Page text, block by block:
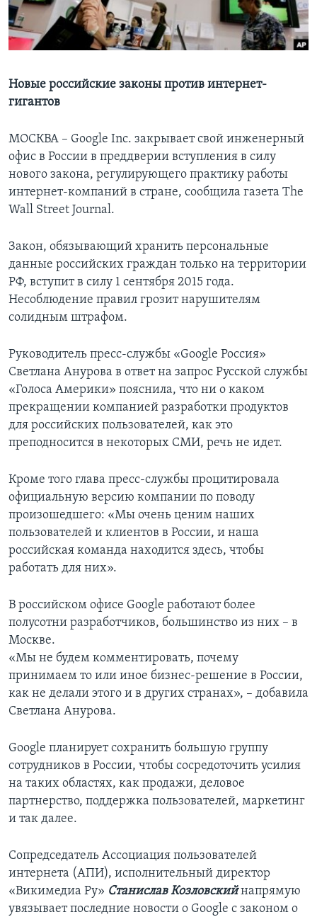
Learning English
Новые российские законы против интернет-
гигантов
МОСКВА – Google Inc. закрывает свой инженерный
офис в России в преддверии вступления в силу
нового закона, регулирующего практику работы
интернет-компаний в стране, сообщила газета The
Wall Street Journal.
Закон, обязывающий хранить персональные
данные российских граждан только на территории
РФ, вступит в силу 1 сентября 2015 года.
Несоблюдение правил грозит нарушителям
солидным штрафом.
Руководитель пресс-службы «Google Россия»
Светлана Анурова в ответ на запрос Русской службы
«Голоса Америки» пояснила, что ни о каком
прекращении компанией разработки продуктов
для российских пользователей, как это
преподносится в некоторых СМИ, речь не идет.
Кроме того глава пресс-службы процитировала
официальную версию компании по поводу
произошедшего: «Мы очень ценим наших
пользователей и клиентов в России, и наша
российская команда находится здесь, чтобы
работать для них».
В российском офисе Google работают более
полусотни разработчиков, большинство из них – в
Москве.
«Мы не будем комментировать, почему
принимаем то или иное бизнес-решение в России,
как не делали этого и в других странах», – добавила
Светлана Анурова.
Google планирует сохранить большую группу
сотрудников в России, чтобы сосредоточить усилия
на таких областях, как продажи, деловое
партнерство, поддержка пользователей, маркетинг
и так далее.
Сопредседатель Ассоциация пользователей
интернета (АПИ), исполнительный директор
«Викимедиа Ру» Станислав Козловскийнапрямую
увязывает последние новости о Google с законом о